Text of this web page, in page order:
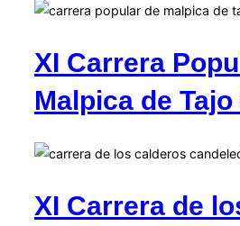
XI Carrera
Malpica de Tajo
XI Carrera de